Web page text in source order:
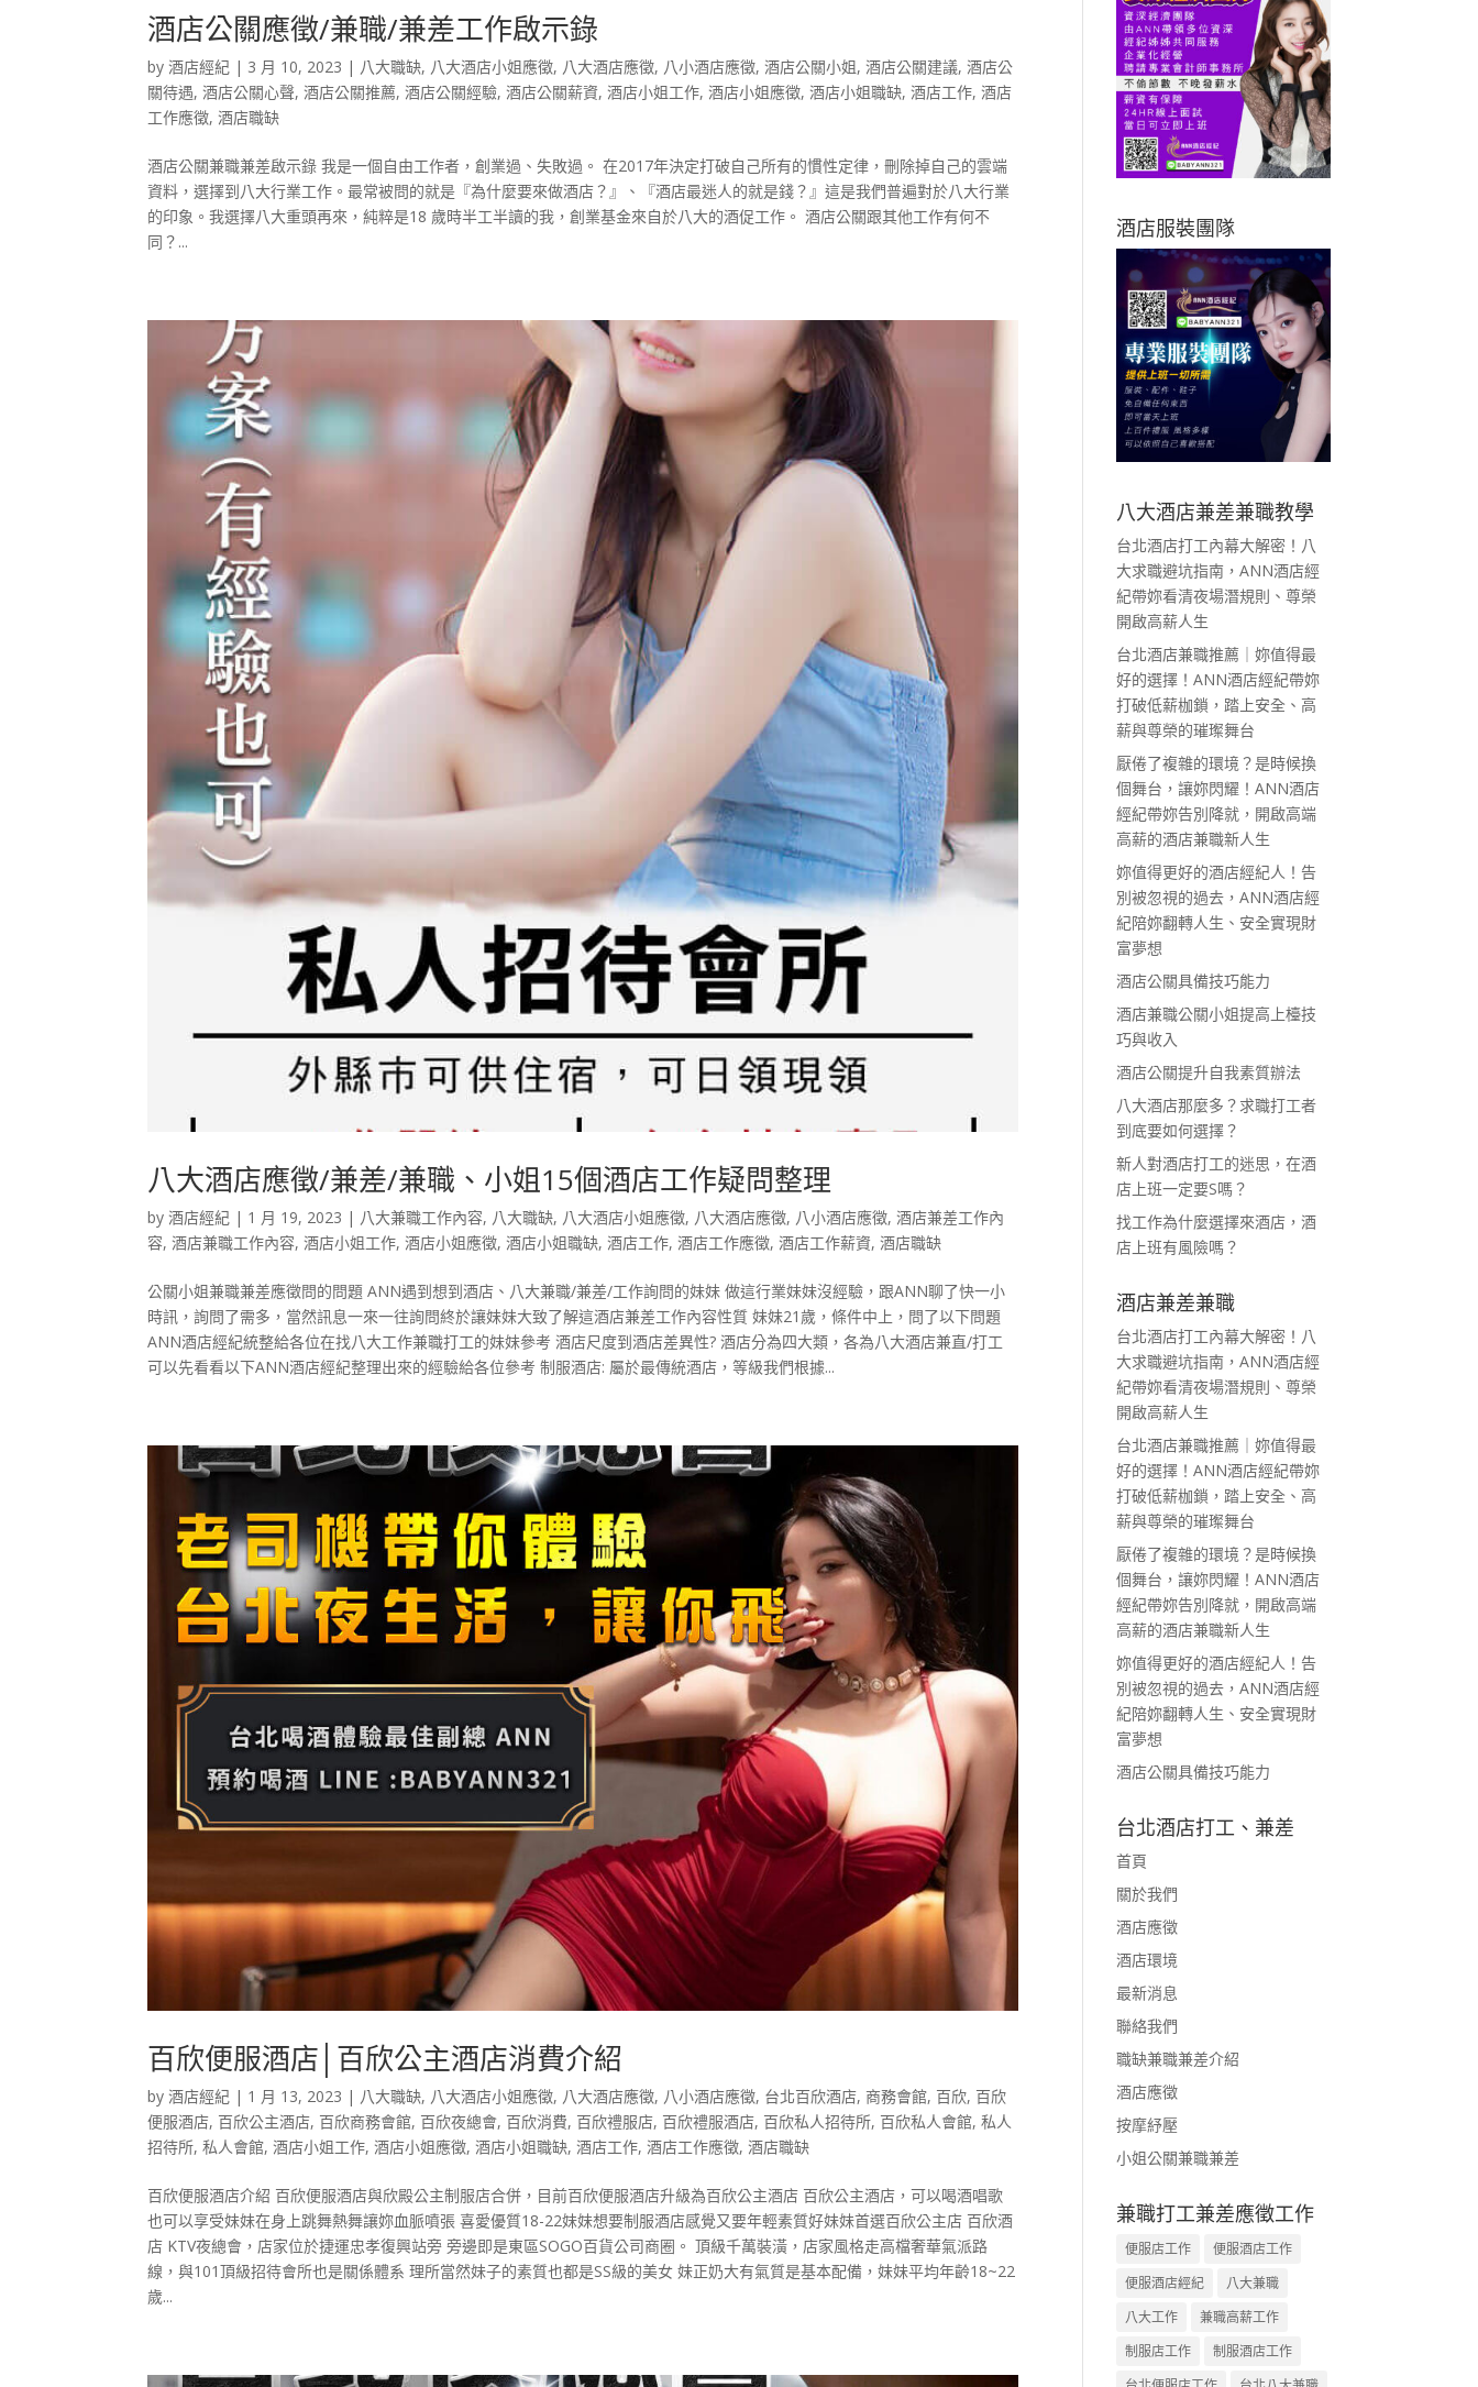
酒店公關應徵/兼職/兼差工作啟示錄
by酒店經紀 | 3 月 10, 2023 | 八大職缺, 八大酒店小姐應徵, 八大酒店應徵, 八小酒店應徵,酒店公關小姐,酒店公關建議,酒店公
關待遇,酒店公關心聲,酒店公關推薦,酒店公關經驗,酒店公關薪資,酒店小姐工作,酒店小姐應徵,酒店小姐職缺,酒店工作,酒店
工作應徵,酒店職缺
酒店公關兼職兼差啟示錄 我是一個自由工作者，創業過、失敗過。 在2017年決定打破自己所有的慣性定律，刪除掉自己的雲端
資料，選擇到八大行業工作。最常被問的就是『為什麼要來做酒店？』、『酒店最迷人的就是錢？』這是我們普遍對於八大行業
的印象。我選擇八大重頭再來，純粹是18 歲時半工半讀的我，創業基金來自於八大的酒促工作。 酒店公關跟其他工作有何不
同？...
八大酒店應徵/兼差/兼職、小姐15個酒店工作疑問整理
by酒店經紀 | 1 月 19, 2023 | 八大兼職工作內容, 八大職缺, 八大酒店小姐應徵, 八大酒店應徵, 八小酒店應徵,酒店兼差工作內
容,酒店兼職工作內容,酒店小姐工作,酒店小姐應徵,酒店小姐職缺,酒店工作,酒店工作應徵,酒店工作薪資,酒店職缺
公關小姐兼職兼差應徵問的問題 ANN遇到想到酒店、八大兼職/兼差/工作詢問的妹妹 做這行業妹妹沒經驗，跟ANN聊了快一小
時訊，詢問了需多，當然訊息一來一往詢問終於讓妹妹大致了解這酒店兼差工作內容性質 妹妹21歲，條件中上，問了以下問題
ANN酒店經紀統整給各位在找八大工作兼職打工的妹妹參考 酒店尺度到酒店差異性? 酒店分為四大類，各為八大酒店兼直/打工
可以先看看以下ANN酒店經紀整理出來的經驗給各位參考 制服酒店: 屬於最傳統酒店，等級我們根據...
百欣便服酒店│百欣公主酒店消費介紹
by酒店經紀 | 1 月 13, 2023 | 八大職缺, 八大酒店小姐應徵, 八大酒店應徵, 八小酒店應徵, 台北百欣酒店, 商務會館, 百欣, 百欣
便服酒店, 百欣公主酒店, 百欣商務會館, 百欣夜總會, 百欣消費, 百欣禮服店, 百欣禮服酒店, 百欣私人招待所, 百欣私人會館,私人
招待所,私人會館,酒店小姐工作,酒店小姐應徵,酒店小姐職缺,酒店工作,酒店工作應徵,酒店職缺
百欣便服酒店介紹 百欣便服酒店與欣殿公主制服店合併，目前百欣便服酒店升級為百欣公主酒店 百欣公主酒店，可以喝酒唱歌
也可以享受妹妹在身上跳舞熱舞讓妳血脈噴張 喜愛優質18-22妹妹想要制服酒店感覺又要年輕素質好妹妹首選百欣公主店 百欣酒
店 KTV夜總會，店家位於捷運忠孝復興站旁 旁邊即是東區SOGO百貨公司商圈。 頂級千萬裝潢，店家風格走高檔奢華氣派路
線，與101頂級招待會所也是關係體系 理所當然妹子的素質也都是SS級的美女 妹正奶大有氣質是基本配備，妹妹平均年齡18~22
歲...
酒店服裝團隊
八大酒店兼差兼職教學
台北酒店打工內幕大解密！八
大求職避坑指南，ANN酒店經
紀帶妳看清夜場潛規則、尊榮
開啟高薪人生
台北酒店兼職推薦｜妳值得最
好的選擇！ANN酒店經紀帶妳
打破低薪枷鎖，踏上安全、高
薪與尊榮的璀璨舞台
厭倦了複雜的環境？是時候換
個舞台，讓妳閃耀！ANN酒店
經紀帶妳告別降就，開啟高端
高薪的酒店兼職新人生
妳值得更好的酒店經紀人！告
別被忽視的過去，ANN酒店經
紀陪妳翻轉人生、安全實現財
富夢想
酒店公關具備技巧能力
酒店兼職公關小姐提高上檯技
巧與收入
酒店公關提升自我素質辦法
八大酒店那麼多？求職打工者
到底要如何選擇？
新人對酒店打工的迷思，在酒
店上班一定要S嗎？
找工作為什麼選擇來酒店，酒
店上班有風險嗎？
酒店兼差兼職
台北酒店打工內幕大解密！八
大求職避坑指南，ANN酒店經
紀帶妳看清夜場潛規則、尊榮
開啟高薪人生
台北酒店兼職推薦｜妳值得最
好的選擇！ANN酒店經紀帶妳
打破低薪枷鎖，踏上安全、高
薪與尊榮的璀璨舞台
厭倦了複雜的環境？是時候換
個舞台，讓妳閃耀！ANN酒店
經紀帶妳告別降就，開啟高端
高薪的酒店兼職新人生
妳值得更好的酒店經紀人！告
別被忽視的過去，ANN酒店經
紀陪妳翻轉人生、安全實現財
富夢想
酒店公關具備技巧能力
台北酒店打工、兼差
首頁
關於我們
酒店應徵
酒店環境
最新消息
聯絡我們
職缺兼職兼差介紹
酒店應徵
按摩紓壓
小姐公關兼職兼差
兼職打工兼差應徵工作
便服店工作
便服酒店工作
便服酒店經紀
八大兼職
八大工作
兼職高薪工作
制服店工作
制服酒店工作